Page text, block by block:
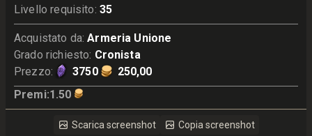
Livello requisito: 35
Acquistato da: Armeria Unione
Grado richiesto: Cronista
Prezzo: 3750
250,00
Premi:1.50
Scarica screenshot Copia screenshot